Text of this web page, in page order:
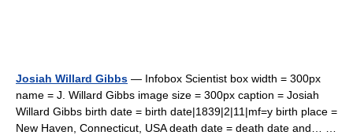
Josiah Willard Gibbs — Infobox Scientist box width = 300px
name = J. Willard Gibbs image size = 300px caption = Josiah
Willard Gibbs birth date = birth date|1839|2|11|mf=y birth place =
New Haven, Connecticut, USA death date = death date and… …